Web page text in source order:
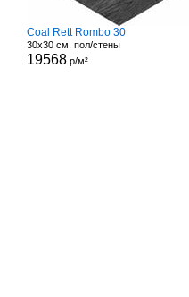
Coal Rett Rombo 30
30x30 см, пол/стены
19568 р/м²